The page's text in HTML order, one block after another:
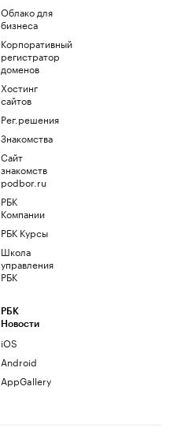
Облако для
бизнеса
Корпоративный
регистратор
доменов
Хостинг
сайтов
Рег.решения
Знакомства
Сайт
знакомств
podbor.ru
РБК
Компании
РБК Курсы
Школа
управления
РБК
РБК
Новости
iOS
Android
AppGallery